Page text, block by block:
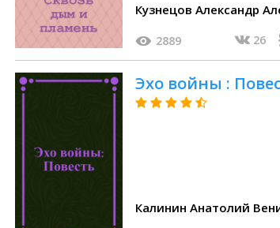
Кузнецов Александр
2889 26
Эхо войны :
Калинин Анатолий